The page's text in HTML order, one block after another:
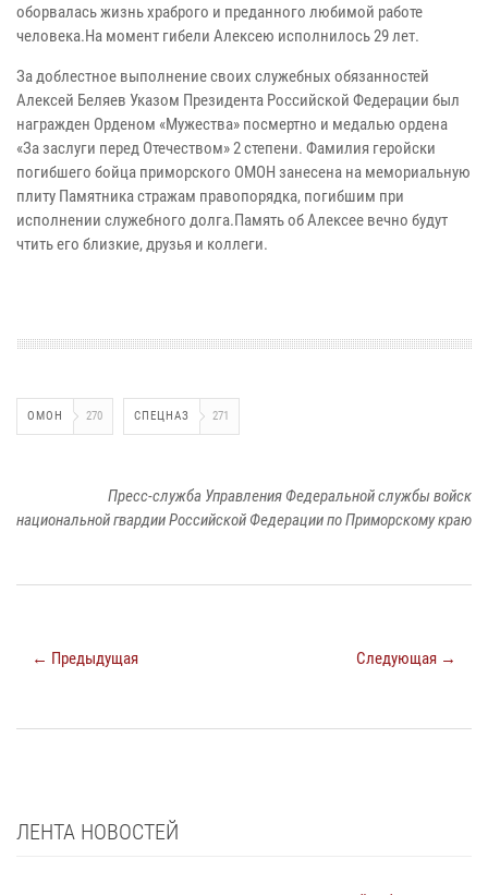
оборвалась жизнь храброго и преданного любимой работе
человека.На момент гибели Алексею исполнилось 29 лет.
За доблестное выполнение своих служебных обязанностей
Алексей Беляев Указом Президента Российской Федерации был
награжден Орденом «Мужества» посмертно и медалью ордена
«За заслуги перед Отечеством» 2 степени. Фамилия геройски
погибшего бойца приморского ОМОН занесена на мемориальную
плиту Памятника стражам правопорядка, погибшим при
исполнении служебного долга.Память об Алексее вечно будут
чтить его близкие, друзья и коллеги.
ОМОН 270 СПЕЦНАЗ 271
Пресс-служба Управления Федеральной службы войск
национальной гвардии Российской Федерации по Приморскому краю
← Предыдущая Следующая →
ЛЕНТА НОВОСТЕЙ